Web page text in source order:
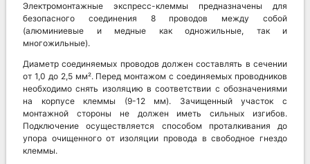
Электромонтажные экспресс-клеммы предназначены для
безопасного соединения 8 проводов между собой
(алюминиевые и медные как одножильные, так и
многожильные).
Диаметр соединяемых проводов должен составлять в сечении
от 1,0 до 2,5 мм². Перед монтажом с соединяемых проводников
необходимо снять изоляцию в соответствии с обозначениями
на корпусе клеммы (9-12 мм). Зачищенный участок с
монтажной стороны не должен иметь сильных изгибов.
Подключение осуществляется способом проталкивания до
упора очищенного от изоляции провода в свободное гнездо
клеммы.